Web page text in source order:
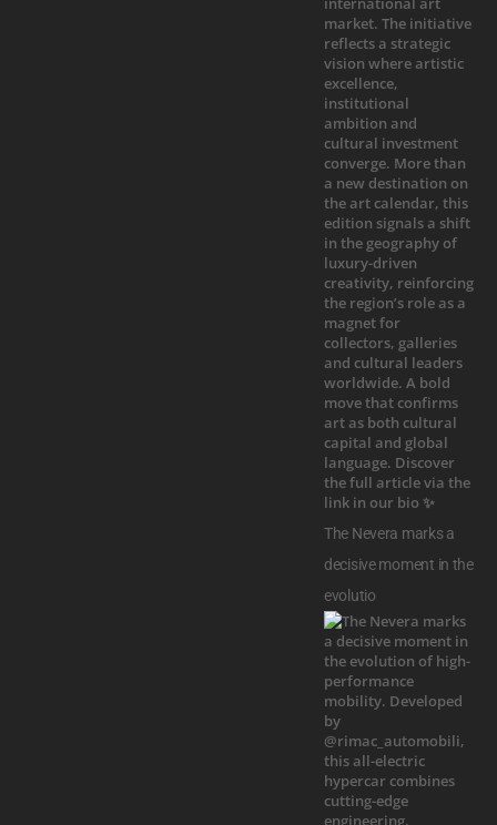
The Nevera marks a
decisive moment in the
evolutio